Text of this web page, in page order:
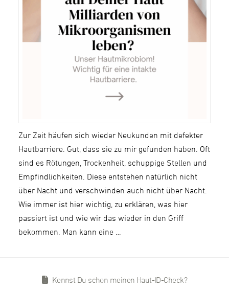
Zur Zeit häufen sich wieder Neukunden mit defekter
Hautbarriere. Gut, dass sie zu mir gefunden haben. Oft
sind es Rötungen, Trockenheit, schuppige Stellen und
Empfindlichkeiten. Diese entstehen natürlich nicht
über Nacht und verschwinden auch nicht über Nacht.
Wie immer ist hier wichtig, zu erklären, was hier
passiert ist und wie wir das wieder in den Griff
bekommen. Man kann eine …
Kennst Du schon meinen Haut-ID-Check?